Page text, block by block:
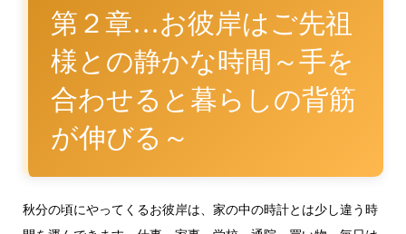
第２章…お彼岸はご先祖
様との静かな時間～手を
合わせると暮らしの背筋
が伸びる～
秋分の頃にやってくるお彼岸は、家の中の時計とは少し違う時